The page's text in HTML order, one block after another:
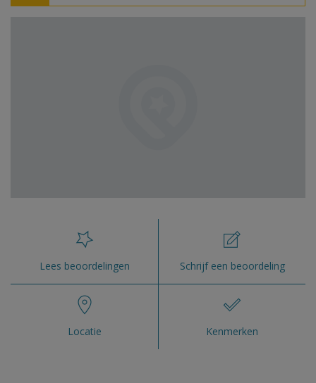
Lees beoordelingen Schrijf een beoordeling
Locatie Kenmerken